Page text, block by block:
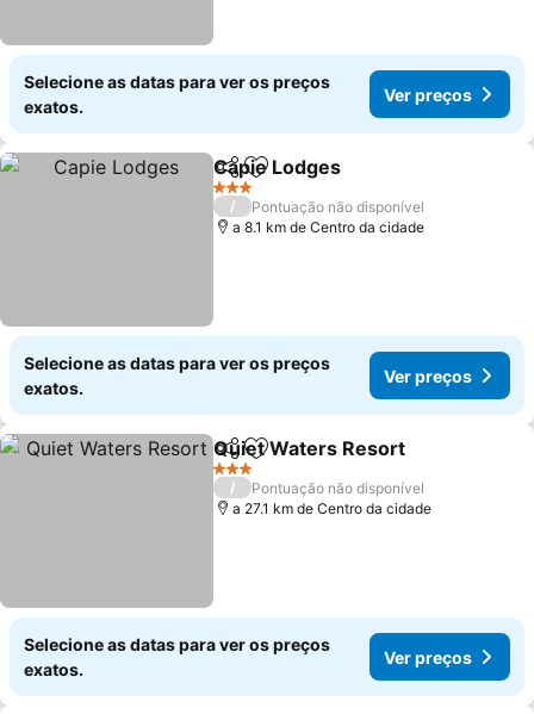
Selecione as datas para ver os preços
exatos.
Ver preços
PartilharAdicionar aos favoritos
Capie Lodges
3 Estrelas
/
Pontuação não disponível
a 8.1 km de Centro da cidade
Selecione as datas para ver os preços
exatos.
Ver preços
PartilharAdicionar aos favoritos
Quiet Waters Resort
3 Estrelas
/
Pontuação não disponível
a 27.1 km de Centro da cidade
Selecione as datas para ver os preços
exatos.
Ver preços